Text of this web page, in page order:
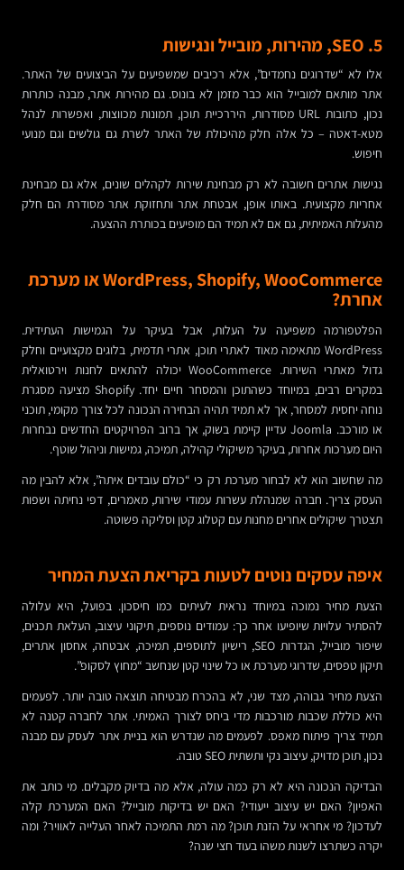
5. SEO, מהירות, מובייל ונגישות
אלו לא “שדרוגים נחמדים”, אלא רכיבים שמשפיעים על הביצועים של האתר.
אתר מותאם למובייל הוא כבר מזמן לא בונוס. גם מהירות אתר, מבנה כותרות
נכון, כתובות URL מסודרות, היררכיית תוכן, תמונות מכווצות, ואפשרות לנהל
מטא-דאטה – כל אלה חלק מהיכולת של האתר לשרת גם גולשים וגם מנועי
חיפוש.
נגישות אתרים חשובה לא רק מבחינת שירות לקהלים שונים, אלא גם מבחינת
אחריות מקצועית. באותו אופן, אבטחת אתר ותחזוקת אתר מסודרת הם חלק
מהעלות האמיתית, גם אם לא תמיד הם מופיעים בכותרת ההצעה.
WordPress, Shopify, WooCommerce או מערכת
אחרת?
הפלטפורמה משפיעה על העלות, אבל בעיקר על הגמישות העתידית.
WordPress מתאימה מאוד לאתרי תוכן, אתרי תדמית, בלוגים מקצועיים וחלק
גדול מאתרי השירות. WooCommerce יכולה להתאים לחנות וירטואלית
במקרים רבים, במיוחד כשהתוכן והמסחר חיים יחד. Shopify מציעה מסגרת
נוחה יחסית למסחר, אך לא תמיד תהיה הבחירה הנכונה לכל צורך מקומי, תוכני
או מורכב. Joomla עדיין קיימת בשוק, אך ברוב הפרויקטים החדשים נבחרות
היום מערכות אחרות, בעיקר משיקולי קהילה, תמיכה, גמישות וניהול שוטף.
מה שחשוב הוא לא לבחור מערכת רק כי “כולם עובדים איתה”, אלא להבין מה
העסק צריך. חברה שמנהלת עשרות עמודי שירות, מאמרים, דפי נחיתה ושפות
תצטרך שיקולים אחרים מחנות עם קטלוג קטן וסליקה פשוטה.
איפה עסקים נוטים לטעות בקריאת הצעת המחיר
הצעת מחיר נמוכה במיוחד נראית לעיתים כמו חיסכון. בפועל, היא עלולה
להסתיר עלויות שיופיעו אחר כך: עמודים נוספים, תיקוני עיצוב, העלאת תכנים,
שיפור מובייל, הגדרות SEO, רישיון לתוספים, תמיכה, אבטחה, אחסון אתרים,
תיקון טפסים, שדרוגי מערכת או כל שינוי קטן שנחשב “מחוץ לסקופ”.
הצעת מחיר גבוהה, מצד שני, לא בהכרח מבטיחה תוצאה טובה יותר. לפעמים
היא כוללת שכבות מורכבות מדי ביחס לצורך האמיתי. אתר לחברה קטנה לא
תמיד צריך פיתוח מאפס. לפעמים מה שנדרש הוא בניית אתר לעסק עם מבנה
נכון, תוכן מדויק, עיצוב נקי ותשתית SEO טובה.
הבדיקה הנכונה היא לא רק כמה עולה, אלא מה בדיוק מקבלים. מי כותב את
האפיון? האם יש עיצוב ייעודי? האם יש בדיקות מובייל? האם המערכת קלה
לעדכון? מי אחראי על הזנת תוכן? מה רמת התמיכה לאחר העלייה לאוויר? ומה
יקרה כשתרצו לשנות משהו בעוד חצי שנה?